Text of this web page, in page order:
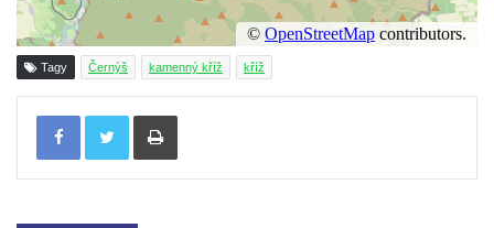
západně od Studeného
Kamenný kříž (0590) u Dubé
Kamenný kříž (0503) v Železném Brodě
Tagy Černýš kamenný kříž kříž
Tisknout